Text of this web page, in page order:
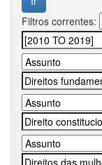
Filtros correntes: